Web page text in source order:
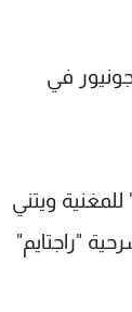
في
ويتني
"راجتايم"